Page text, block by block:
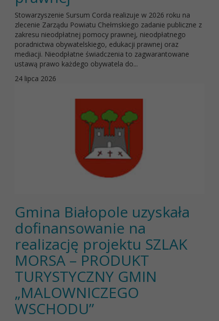
Stowarzyszenie Sursum Corda realizuje w 2026 roku na
zlecenie Zarządu Powiatu Chełmskiego zadanie publiczne z
zakresu nieodpłatnej pomocy prawnej, nieodpłatnego
poradnictwa obywatelskiego, edukacji prawnej oraz
mediacji. Nieodpłatne świadczenia to zagwarantowane
ustawą prawo każdego obywatela do...
24 lipca 2026
Gmina Białopole uzyskała
dofinansowanie na
realizację projektu SZLAK
MORSA – PRODUKT
TURYSTYCZNY GMIN
„MALOWNICZEGO
WSCHODU”